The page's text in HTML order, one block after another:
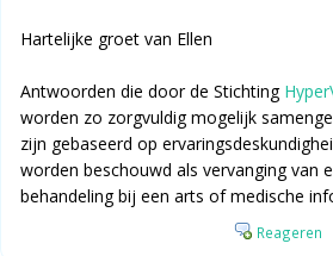
Hartelijke groet van Ellen
Antwoorden die door de Stichting
worden zo zorgvuldig mogelijk
zijn gebaseerd op
worden beschouwd als vervanging van
behandeling bij een arts of medische
Reageren